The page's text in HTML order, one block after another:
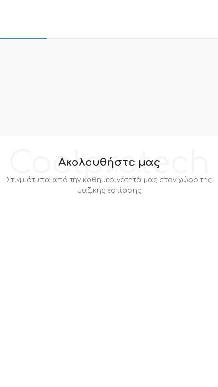
Coolprotech
Ακολουθήστε μας
Στιγμιότυπα από την καθημερινότητά μας στον χώρο της
μαζικής εστίασης